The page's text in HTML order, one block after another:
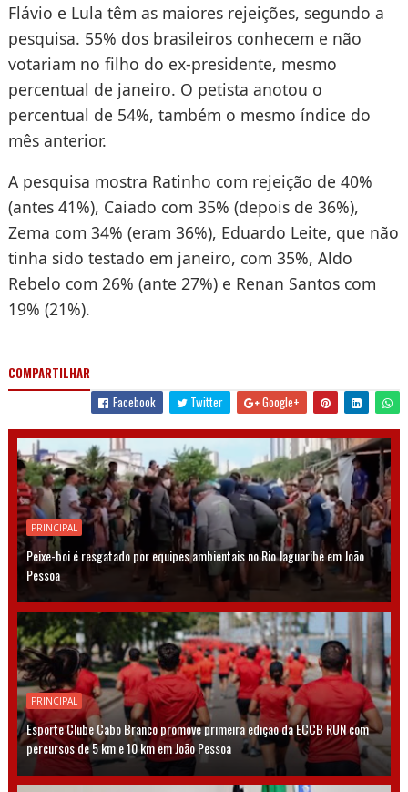
Flávio e Lula têm as maiores rejeições, segundo a
pesquisa. 55% dos brasileiros conhecem e não
votariam no filho do ex-presidente, mesmo
percentual de janeiro. O petista anotou o
percentual de 54%, também o mesmo índice do
mês anterior.
A pesquisa mostra Ratinho com rejeição de 40%
(antes 41%), Caiado com 35% (depois de 36%),
Zema com 34% (eram 36%), Eduardo Leite, que não
tinha sido testado em janeiro, com 35%, Aldo
Rebelo com 26% (ante 27%) e Renan Santos com
19% (21%).
COMPARTILHAR
Facebook
Twitter Google+
PRINCIPAL
Peixe-boi é resgatado por equipes ambientais no Rio Jaguaribe em João
Pessoa
PRINCIPAL
Esporte Clube Cabo Branco promove primeira edição da ECCB RUN com
percursos de 5 km e 10 km em João Pessoa